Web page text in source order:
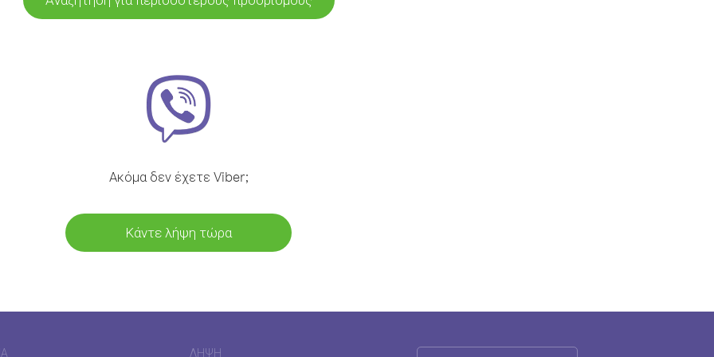
Ακόμα δεν έχετε Viber;
Κάντε λήψη τώρα
ΛΉΨΗ